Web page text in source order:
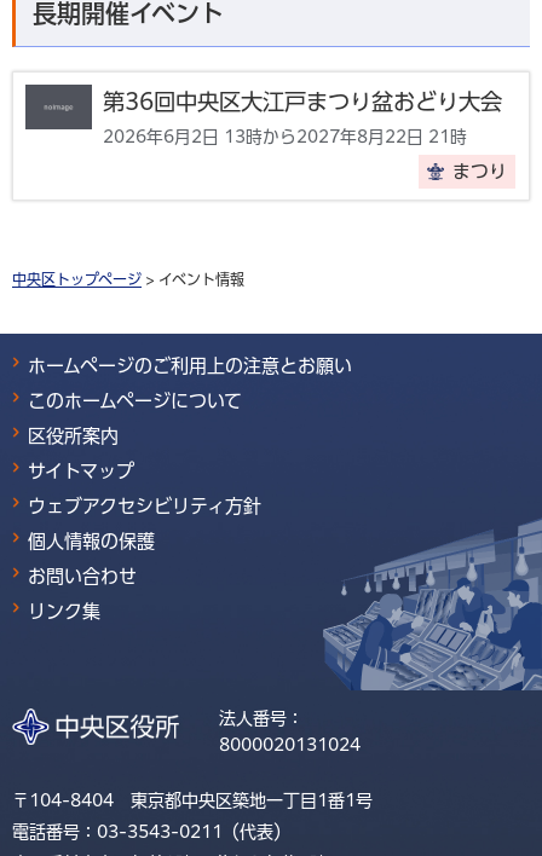
長期開催イベント
第36回中央区大江戸まつり盆おどり大会
2026年6月2日 13時から2027年8月22日 21時
まつり
中央区トップページ > イベント情報
ホームページのご利用上の注意とお願い
このホームページについて
区役所案内
サイトマップ
ウェブアクセシビリティ方針
個人情報の保護
お問い合わせ
リンク集
法人番号：
8000020131024
〒104-8404 東京都中央区築地一丁目1番1号
電話番号：03-3543-0211（代表）